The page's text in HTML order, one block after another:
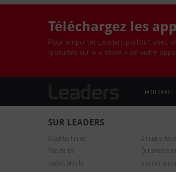
Téléchargez les
Pour emporter Leaders partout avec
gratuites sur le « store » de votre
PARTENAIRES
SUR LEADERS
Actualités Tunisie Annuaire des
Plan du site
Qui sommes
Leaders Mobile
Abonnez-vous